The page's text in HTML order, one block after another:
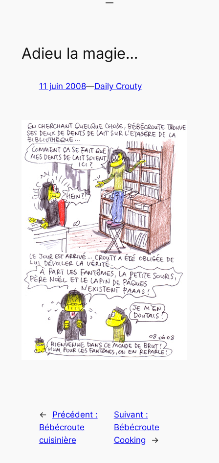
Adieu la magie…
11 juin 2008—Daily Crouty
←
Précédent :
Bébécroute
cuisinière
Suivant :
Bébécroute
Cooking
→